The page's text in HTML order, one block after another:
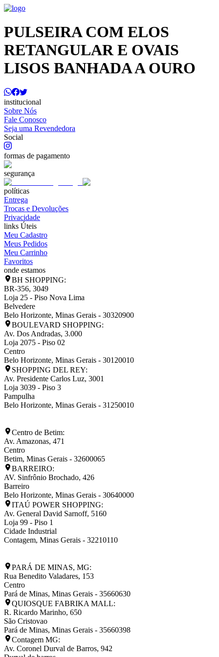
PULSEIRA COM ELOS
RETANGULAR E OVAIS
LISOS BANHADA A OURO
institucional
Sobre Nós
Fale Conosco
Seja uma Revendedora
Social
formas de pagamento
segurança
políticas
Entrega
Trocas e Devoluções
Privacidade
links Úteis
Meu Cadastro
Meus Pedidos
Meu Carrinho
Favoritos
onde estamos
BH SHOPPING:
BR-356, 3049
Loja 25 - Piso Nova Lima
Belvedere
Belo Horizonte, Minas Gerais - 30320900
BOULEVARD SHOPPING:
Av. Dos Andradas, 3.000
Loja 2075 - Piso 02
Centro
Belo Horizonte, Minas Gerais - 30120010
SHOPPING DEL REY:
Av. Presidente Carlos Luz, 3001
Loja 3039 - Piso 3
Pampulha
Belo Horizonte, Minas Gerais - 31250010
Centro de Betim:
Av. Amazonas, 471
Centro
Betim, Minas Gerais - 32600065
BARREIRO:
AV. Sinfrônio Brochado, 426
Barreiro
Belo Horizonte, Minas Gerais - 30640000
ITAÚ POWER SHOPPING:
Av. General David Sarnoff, 5160
Loja 99 - Piso 1
Cidade Industrial
Contagem, Minas Gerais - 32210110
PARÁ DE MINAS, MG:
Rua Benedito Valadares, 153
Centro
Pará de Minas, Minas Gerais - 35660630
QUIOSQUE FABRIKA MALL:
R. Ricardo Marinho, 650
São Cristovao
Pará de Minas, Minas Gerais - 35660398
Contagem MG:
Av. Coronel Durval de Barros, 942